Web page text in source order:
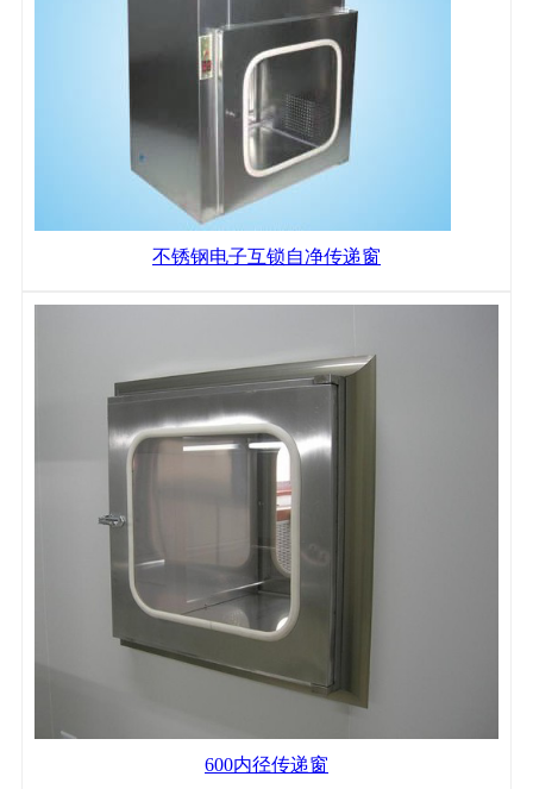
不锈钢电子互锁自净传递窗
600内径传递窗